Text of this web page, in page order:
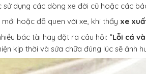
sử dụng các dòng xe đời cũ hoặc các
hoặc đã quen với xe, khi thấy xe
bác tài hay đặt ra câu hỏi: “Lỗi cá
kịp thời và sửa chữa đúng lúc sẽ ảnh